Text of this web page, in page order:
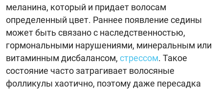
меланина, который и придает волосам
определенный цвет. Раннее появление седины
может быть связано с наследственностью,
гормональными нарушениями, минеральным или
витаминным дисбалансом, стрессом. Такое
состояние часто затрагивает волосяные
фолликулы хаотично, поэтому даже пересадка